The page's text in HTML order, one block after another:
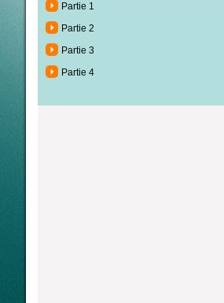
Partie 1
Partie 2
Partie 3
Partie 4